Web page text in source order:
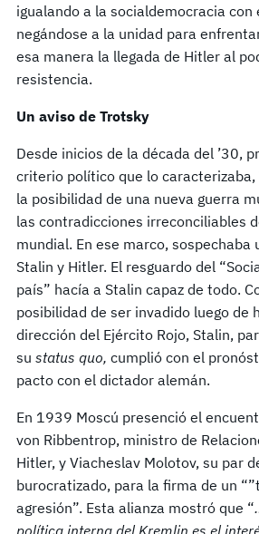
igualando a la socialdemocracia con
negándose a la unidad para
esa manera la llegada de Hitler al
resistencia.
Un aviso de Trotsky
Desde inicios de la década del ’30,
criterio político que lo caracterizaba,
la posibilidad de una nueva guerra
las contradic­ciones irreconciliables
mundial. En ese marco, sospechaba
Stalin y Hitler. El resguardo del
país” hacía a Stalin capaz de todo.
posibilidad de ser invadido luego de
dirección del Ejército Rojo, Stalin,
su status quo, cumplió con el
pacto con el dictador alemán.
En 1939 Moscú presenció el
von Ribbentrop, ministro de
Hitler, y Viacheslav Molotov, su par
burocratizado, para la firma de un
agresión”. Esta alianza mostró que “
política interna del Kremlin es el